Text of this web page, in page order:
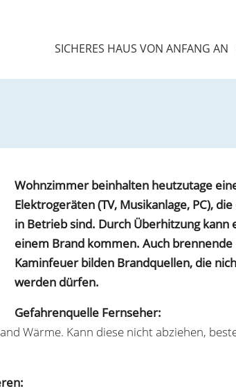
SICHERES HAUS VON ANFANG AN
Wohnzimmer beinhalten heutzutage
Elektrogeräten (TV, Musikanlage, PC),
in Betrieb sind. Durch Überhitzung kann
einem Brand kommen. Auch brennende
Kaminfeuer bilden Brandquellen, die
werden dürfen.
Gefahrenquelle Fernseher:
Wärme. Kann diese nicht abziehen,